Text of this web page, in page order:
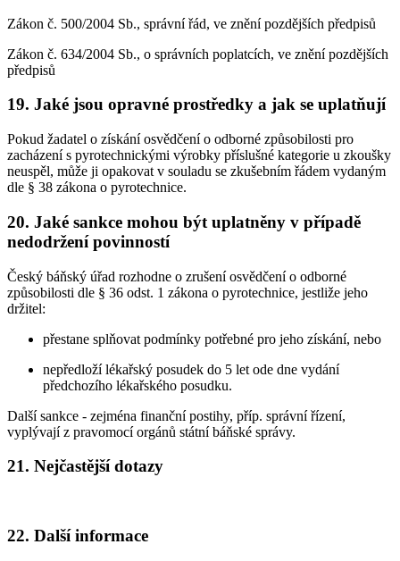
Zákon č. 500/2004 Sb., správní řád, ve znění pozdějších předpisů
Zákon č. 634/2004 Sb., o správních poplatcích, ve znění pozdějších
předpisů
19. Jaké jsou opravné prostředky a jak se uplatňují
Pokud žadatel o získání osvědčení o odborné způsobilosti pro
zacházení s pyrotechnickými výrobky příslušné kategorie u zkoušky
neuspěl, může ji opakovat v souladu se zkušebním řádem vydaným
dle § 38 zákona o pyrotechnice.
20. Jaké sankce mohou být uplatněny v případě
nedodržení povinností
Český báňský úřad rozhodne o zrušení osvědčení o odborné
způsobilosti dle § 36 odst. 1 zákona o pyrotechnice, jestliže jeho
držitel:
přestane splňovat podmínky potřebné pro jeho získání, nebo
nepředloží lékařský posudek do 5 let ode dne vydání
předchozího lékařského posudku.
Další sankce - zejména finanční postihy, příp. správní řízení,
vyplývají z pravomocí orgánů státní báňské správy.
21. Nejčastější dotazy
22. Další informace